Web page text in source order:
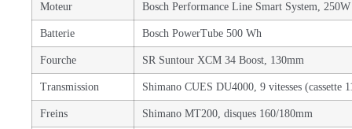
Moteur Bosch Performance Line Smart System,
Batterie Bosch PowerTube 500 Wh
Fourche SR Suntour XCM 34 Boost, 130mm
Transmission Shimano CUES DU4000, 9 vitesses (cassette
Freins Shimano MT200, disques 160/180mm